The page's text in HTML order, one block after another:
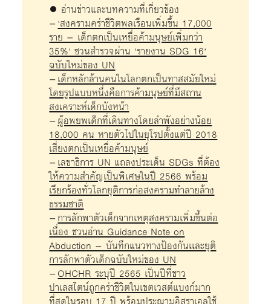
● อ่านข่าวและบทความที่เกี่ยวข้อง
–‘สงครามคร่าชีวิตพลเรือนเพิ่มขึ้น 17,000
ราย – เด็กตกเป็นเหยื่อค้ามนุษย์เพิ่มกว่า
35%’ ชวนสำรวจผ่าน ‘รายงาน SDG 16’
ฉบับใหม่ของ UN
–เด็กหลักล้านคนในโลกตกเป็นทาสสมัยใหม่
โดยรูปแบบหนึ่งคือการค้ามนุษย์ที่มีสถาน
สงเคราะห์เด็กบังหน้า
–ผู้อพยพเด็กที่เดินทางโดยลำพังอย่างน้อย
18,000 คน หายตัวไปในยุโรปตั้งแต่ปี 2018
เสี่ยงตกเป็นเหยื่อค้ามนุษย์
–เลขาธิการ UN แถลงประเด็น SDGs ที่ต้อง
ให้ความสำคัญเป็นพิเศษในปี 2566 พร้อม
เรียกร้องทั่วโลกยุติการก่อสงครามทำลายล้าง
ธรรมชาติ
–การลักพาตัวเด็กจากเหตุสงครามเพิ่มขึ้นต่อ
เนื่อง ชวนอ่าน Guidance Note on
Abduction – บันทึกแนวทางป้องกันเเละยุติ
การลักพาตัวเด็กฉบับใหม่ของ UN
–OHCHR ระบุปี 2565 เป็นปีที่ชาว
ปาเลสไตน์ถูกคร่าชีวิตในเขตเวสต์แบงก์มาก